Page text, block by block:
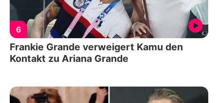
6
Frankie Grande verweigert Kamu den
Kontakt zu Ariana Grande